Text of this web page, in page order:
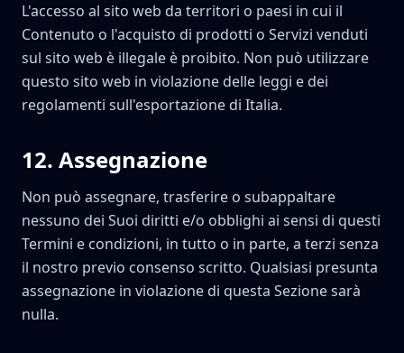
L'accesso al sito web da territori o paesi in cui il
Contenuto o l'acquisto di prodotti o Servizi venduti
sul sito web è illegale è proibito. Non può utilizzare
questo sito web in violazione delle leggi e dei
regolamenti sull'esportazione di Italia.
12. Assegnazione
Non può assegnare, trasferire o subappaltare
nessuno dei Suoi diritti e/o obblighi ai sensi di questi
Termini e condizioni, in tutto o in parte, a terzi senza
il nostro previo consenso scritto. Qualsiasi presunta
assegnazione in violazione di questa Sezione sarà
nulla.